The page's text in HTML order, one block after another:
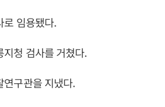
로 임용됐다.
청 검사를 거쳤다.
연구관을 지냈다.